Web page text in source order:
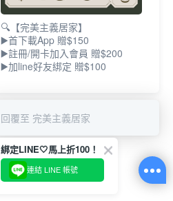
🔍【完美主義居家】
▶️首下載App 贈$150
▶️註冊/開卡加入會員 贈$200
▶️加line好友綁定 贈$100
回覆至 完美主義居家
綁定LINE🤍馬上折100！
連結 LINE 帳號